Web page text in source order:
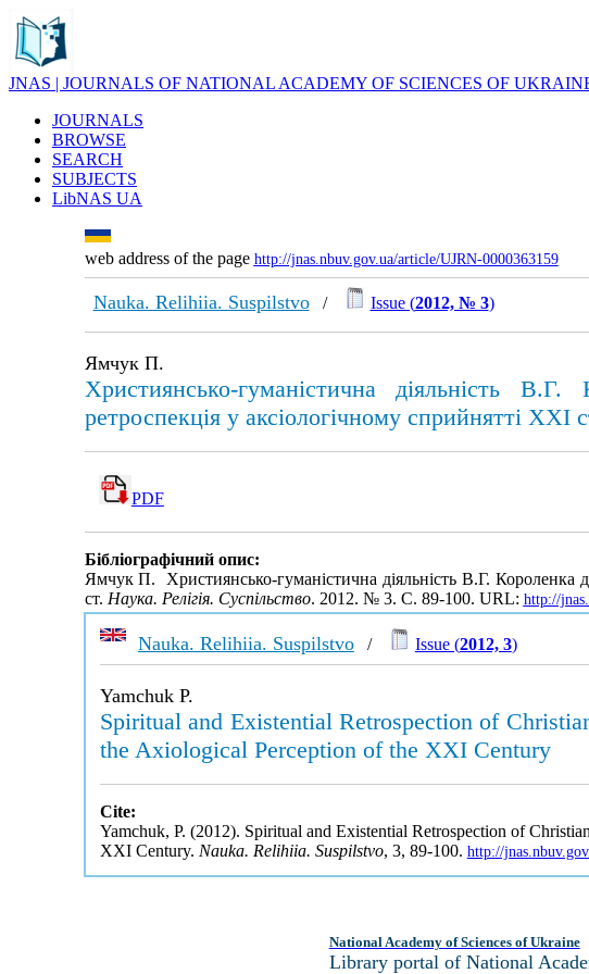
JNAS | JOURNALS OF NATIONAL ACADEMY OF SCIENCES OF
JOURNALS
BROWSE
SEARCH
SUBJECTS
LibNAS UA
web address of the page http://jnas.nbuv.gov.ua/article/UJRN-0000363159
Nauka. Relihiia. Suspilstvo/ Issue (2012, № 3)
Ямчук П.
Християнсько-гуманістична діяльність
ретроспекція у аксіологічному сприйнятті XXІ
PDF
Бібліографічний опис:
Ямчук П. Християнсько-гуманістична діяльність В.Г. Короленка
ст. Наука. Релігія. Суспільство. 2012. № 3. С. 89-100. URL: http://
Nauka. Relihiia. Suspilstvo/ Issue (2012, 3)
Yamchuk P.
Spiritual and Existential Retrospection of
the Axiological Perception of the XXI Century
Cite:
Yamchuk, P. (2012). Spiritual and Existential Retrospection of
XXI Century. Nauka. Relihiia. Suspilstvo, 3, 89-100. http://
National Academy of Sciences of Ukraine
Library portal of National